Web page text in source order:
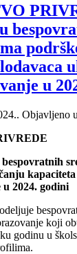
u
. Objavljeno u
2024. godini
koji
godinu u